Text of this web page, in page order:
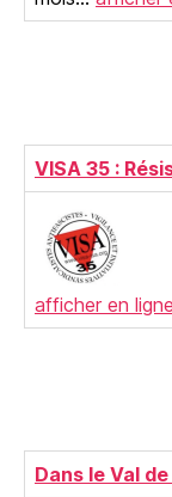
VISA 35 :
afficher en
Dans le Val